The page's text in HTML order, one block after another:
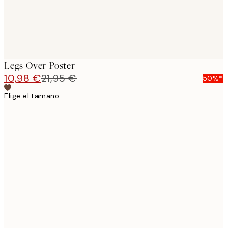
Legs Over Poster
10,98 €21,95 €
50%*
Elige el tamaño